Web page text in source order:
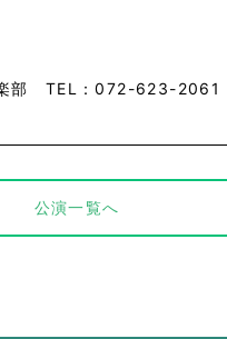
部 TEL：072-623-2061
公演一覧へ